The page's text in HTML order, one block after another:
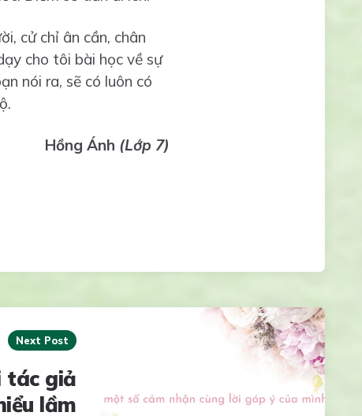
cử chỉ ân cần, chân
cho tôi bài học về sự
nói ra, sẽ có luôn có
Hồng Ánh (Lớp 7)
Next Post
tác giả
lầm